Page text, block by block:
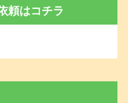
頼はコチラ